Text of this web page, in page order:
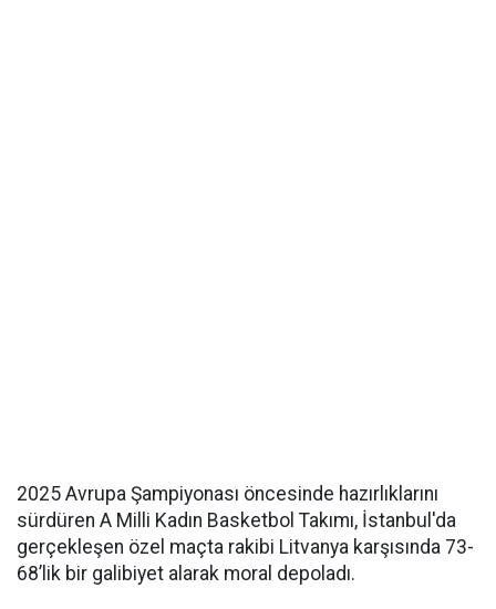
2025 Avrupa Şampiyonası öncesinde hazırlıklarını
sürdüren A Milli Kadın Basketbol Takımı, İstanbul'da
gerçekleşen özel maçta rakibi Litvanya karşısında 73-
68’lik bir galibiyet alarak moral depoladı.